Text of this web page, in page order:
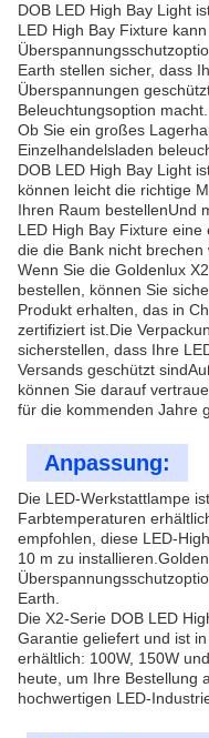
DOB LED High Bay Light
LED High Bay Fixture
Earth stellen sicher, dass
Überspannungen
Beleuchtungsoption macht.
Ob Sie ein großes
Einzelhandelsladen
DOB LED High Bay Light
können leicht die richtige
Ihren Raum bestellenUnd
LED High Bay Fixture eine
die die Bank nicht brechen
Wenn Sie die Goldenlux
bestellen, können Sie
Produkt erhalten, das in
zertifiziert ist.Die
sicherstellen, dass Ihre
Versands geschützt
können Sie darauf
für die kommenden Jahre
Anpassung:
Die LED-Werkstattlampe
Farbtemperaturen
empfohlen, diese LED-
10 m zu
Earth.
Die X2-Serie DOB LED
Garantie geliefert und ist
erhältlich: 100W, 150W
heute, um Ihre Bestellung
hochwertigen LED-